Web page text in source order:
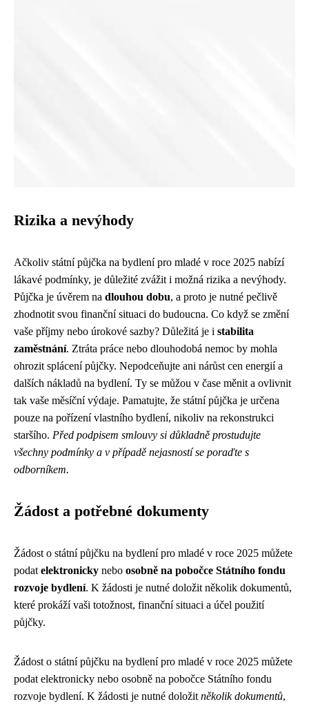
Rizika a nevýhody
Ačkoliv státní půjčka na bydlení pro mladé v roce 2025 nabízí
lákavé podmínky, je důležité zvážit i možná rizika a nevýhody.
Půjčka je úvěrem na dlouhou dobu, a proto je nutné pečlivě
zhodnotit svou finanční situaci do budoucna. Co když se změní
vaše příjmy nebo úrokové sazby? Důležitá je i stabilita
zaměstnání. Ztráta práce nebo dlouhodobá nemoc by mohla
ohrozit splácení půjčky. Nepodceňujte ani nárůst cen energií a
dalších nákladů na bydlení. Ty se můžou v čase měnit a ovlivnit
tak vaše měsíční výdaje. Pamatujte, že státní půjčka je určena
pouze na pořízení vlastního bydlení, nikoliv na rekonstrukci
staršího. Před podpisem smlouvy si důkladně prostudujte
všechny podmínky a v případě nejasností se poraďte s
odborníkem.
Žádost a potřebné dokumenty
Žádost o státní půjčku na bydlení pro mladé v roce 2025 můžete
podat elektronicky nebo osobně na pobočce Státního fondu
rozvoje bydlení. K žádosti je nutné doložit několik dokumentů,
které prokáží vaši totožnost, finanční situaci a účel použití
půjčky.
Žádost o státní půjčku na bydlení pro mladé v roce 2025 můžete
podat elektronicky nebo osobně na pobočce Státního fondu
rozvoje bydlení. K žádosti je nutné doložit několik dokumentů,